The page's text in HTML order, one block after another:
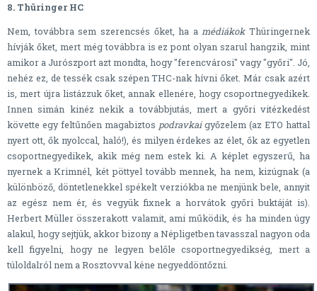
8. Thüringer HC
Nem, továbbra sem szerencsés őket, ha amédiákokThüringernek
hívják őket, mert még továbbra is ez pont olyan szarul hangzik, mint
amikor a Jurószport azt mondta, hogy "ferencvárosi" vagy "győri". Jó,
nehéz ez, de tessék csak szépen THC-nak hívni őket. Már csak azért
is, mert újra listázzuk őket, annak ellenére, hogy csoportnegyedikek.
Innen simán kinéz nekik a továbbjutás, mert a győri vitézkedést
követte egy feltűnően magabiztos podravkaigyőzelem (az ETO hattal
nyert ott, ők nyolccal, haló!), és milyen érdekes az élet, ők az egyetlen
csoportnegyedikek, akik még nem estek ki. A képlet egyszerű, ha
nyernek a Krimnél, két pöttyel tovább mennek, ha nem, kizúgnak (a
különböző, döntetlenekkel spékelt verziókba ne menjünk bele, annyit
az egész nem ér, és vegyük fixnek a horvátok győri buktáját is).
Herbert Müller összerakott valamit, ami működik, és ha minden úgy
alakul, hogy sejtjük, akkor bizony a Népligetben tavasszal nagyon oda
kell figyelni, hogy ne legyen belőle csoportnegyedikség, mert a
túloldalról nem a Rosztovval kéne negyeddöntőzni.